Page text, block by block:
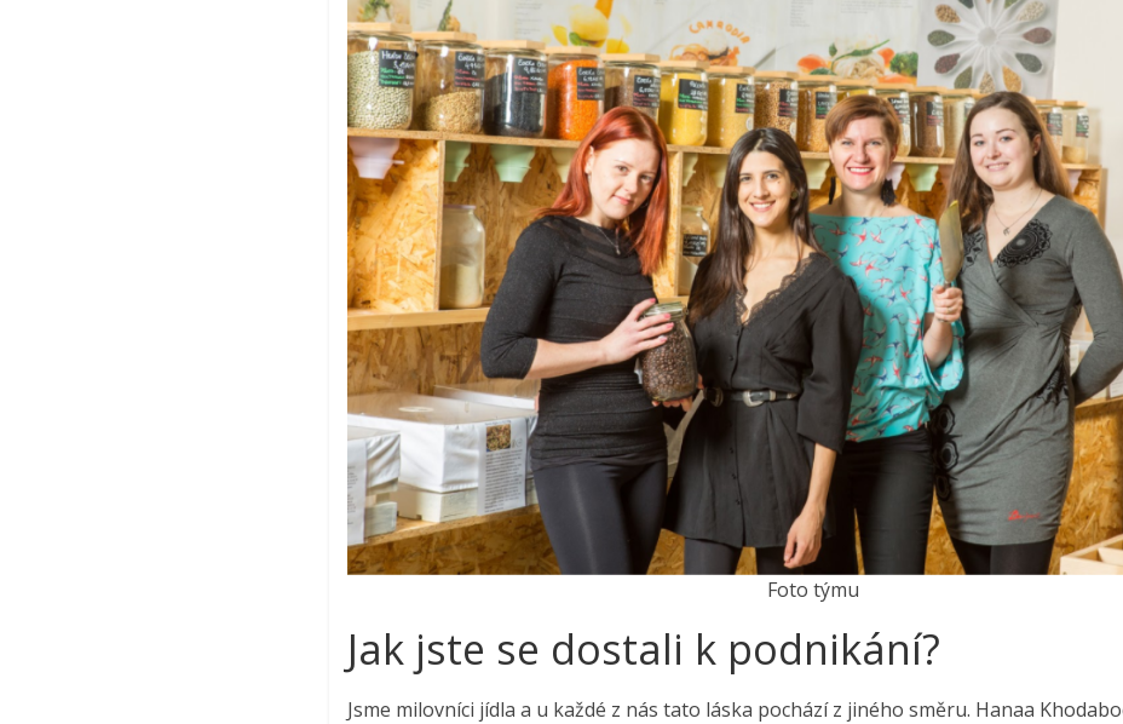
Foto týmu
Jak jste se dostali k podnikání?
Jsme milovníci jídla a u každé z nás tato láska pochází z jiného směru. Hanaa